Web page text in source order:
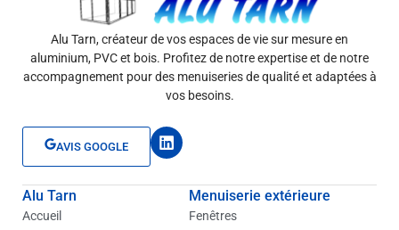
Alu Tarn, créateur de vos espaces de vie sur mesure en
aluminium, PVC et bois. Profitez de notre expertise et de notre
accompagnement pour des menuiseries de qualité et adaptées à
vos besoins.
AVIS GOOGLE
L
i
k
Alu Tarn
Accueil
Menuiserie extérieure
Fenêtres